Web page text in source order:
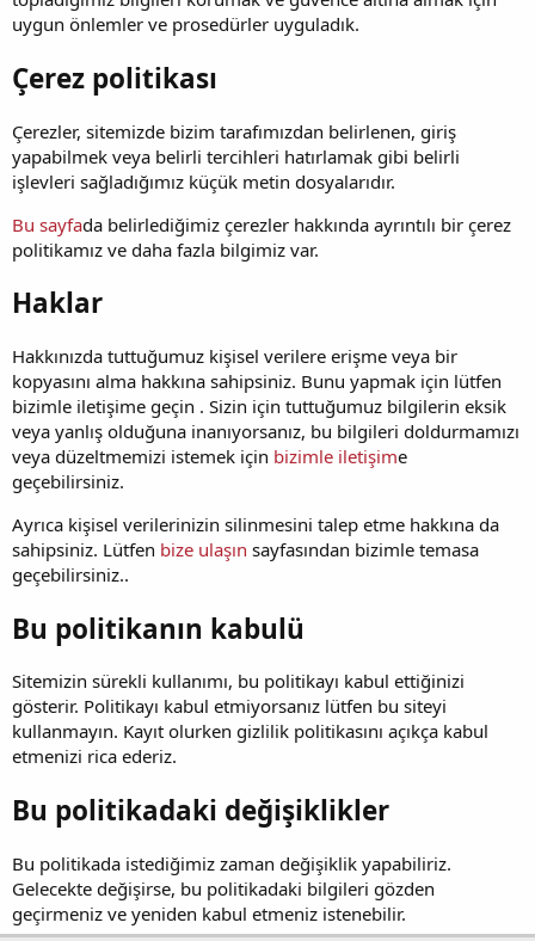
uygun önlemler ve prosedürler uyguladık.
Çerez politikası
Çerezler, sitemizde bizim tarafımızdan belirlenen, giriş
yapabilmek veya belirli tercihleri hatırlamak gibi belirli
işlevleri sağladığımız küçük metin dosyalarıdır.
Bu sayfada belirlediğimiz çerezler hakkında ayrıntılı bir çerez
politikamız ve daha fazla bilgimiz var.
Haklar
Hakkınızda tuttuğumuz kişisel verilere erişme veya bir
kopyasını alma hakkına sahipsiniz. Bunu yapmak için lütfen
bizimle iletişime geçin . Sizin için tuttuğumuz bilgilerin eksik
veya yanlış olduğuna inanıyorsanız, bu bilgileri doldurmamızı
veya düzeltmemizi istemek için bizimle iletişime
geçebilirsiniz.
Ayrıca kişisel verilerinizin silinmesini talep etme hakkına da
sahipsiniz. Lütfen bize ulaşın sayfasından bizimle temasa
geçebilirsiniz..
Bu politikanın kabulü
Sitemizin sürekli kullanımı, bu politikayı kabul ettiğinizi
gösterir. Politikayı kabul etmiyorsanız lütfen bu siteyi
kullanmayın. Kayıt olurken gizlilik politikasını açıkça kabul
etmenizi rica ederiz.
Bu politikadaki değişiklikler
Bu politikada istediğimiz zaman değişiklik yapabiliriz.
Gelecekte değişirse, bu politikadaki bilgileri gözden
geçirmeniz ve yeniden kabul etmeniz istenebilir.